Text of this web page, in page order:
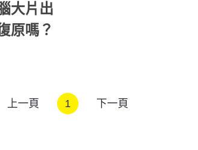
大片出
原嗎？
上一頁 1 下一頁